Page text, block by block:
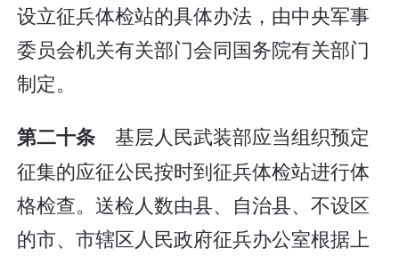
设立征兵体检站的具体办法，由中央军事
委员会机关有关部门会同国务院有关部门
制定。
第二十条 基层人民武装部应当组织预定
征集的应征公民按时到征兵体检站进行体
格检查。送检人数由县、自治县、不设区
的市、市辖区人民政府征兵办公室根据上